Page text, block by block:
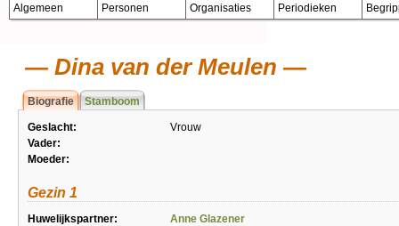
Algemeen Personen Organisaties Periodieken
Dina van der Meulen
Biografie Stamboom
Geslacht:
Vrouw
Vader:
Moeder:
Gezin 1
Huwelijkspartner:
Anne Glazener